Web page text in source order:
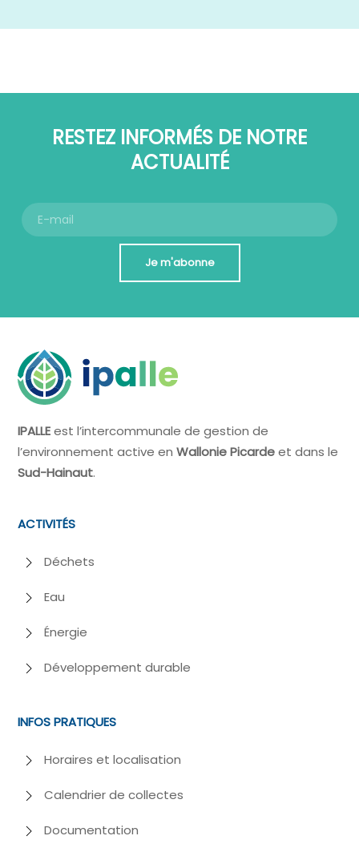
RESTEZ INFORMÉS DE NOTRE
ACTUALITÉ
Je m'abonne
IPALLEest l’intercommunale de gestion de
l’environnement active enWallonie Picardeet dans le
Sud-Hainaut.
ACTIVITÉS
Déchets
Eau
Énergie
Développement durable
INFOS PRATIQUES
Horaires et localisation
Calendrier de collectes
Documentation